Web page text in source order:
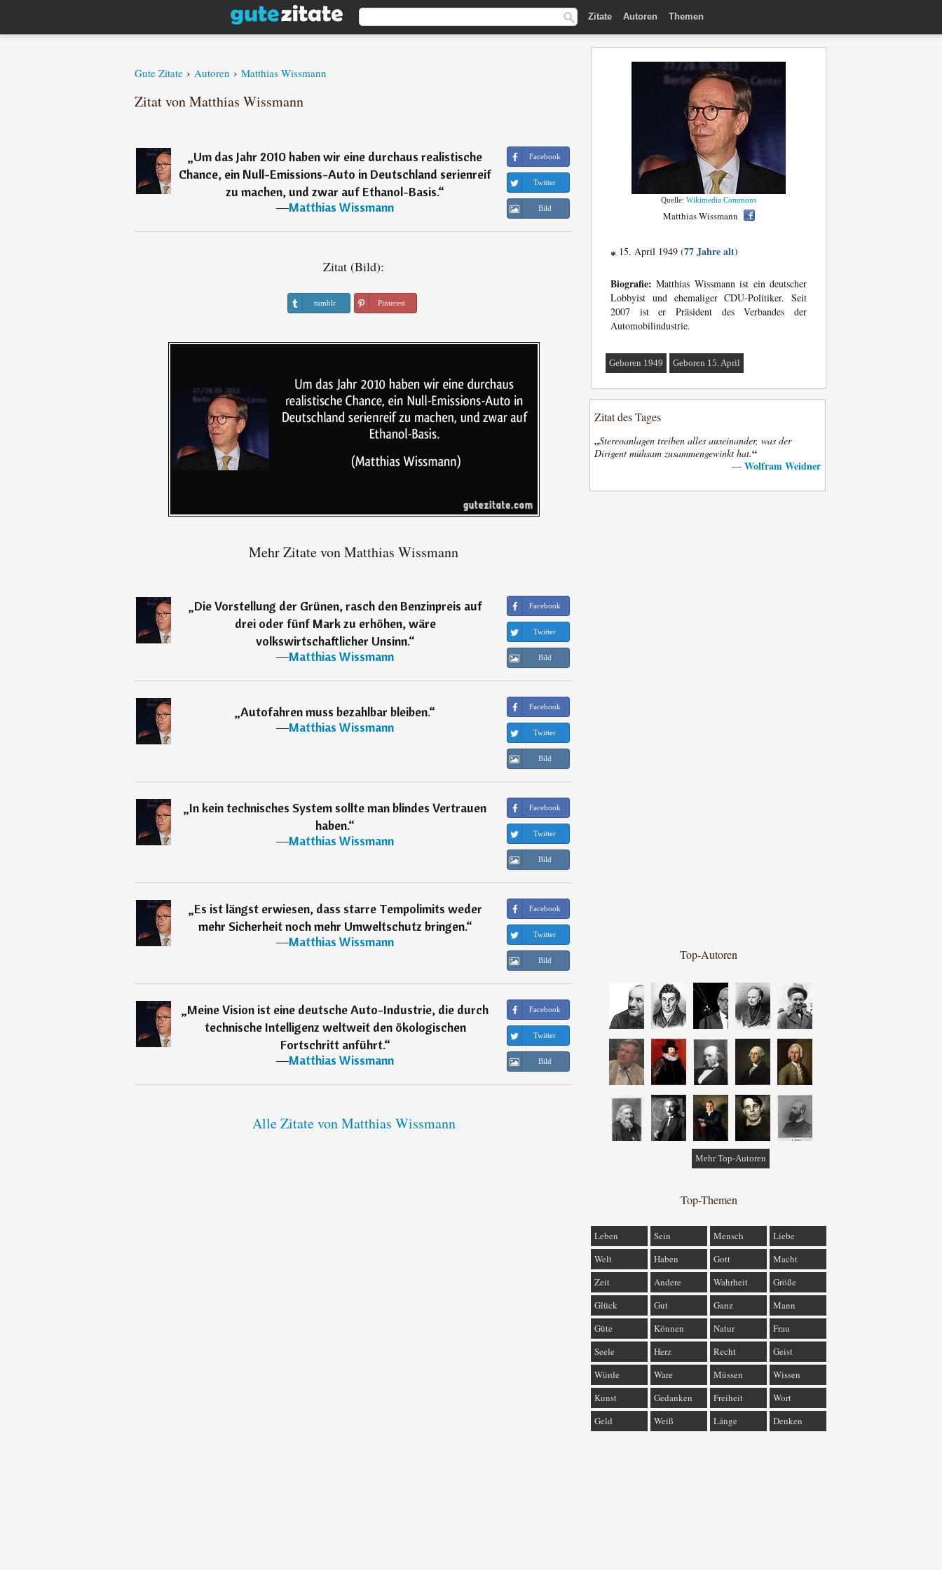
Zitate Autoren Themen
Gute Zitate › Autoren › Matthias Wissmann
Zitat von Matthias Wissmann
„Um das Jahr 2010 haben wir eine durchaus realistische
Chance, ein Null-Emissions-Auto in Deutschland serienreif
zu machen, und zwar auf Ethanol-Basis.“
―Matthias Wissmann
Facebook
Twitter
Bild
Zitat (Bild):
tumblr Pinterest
Mehr Zitate von Matthias Wissmann
„Die Vorstellung der Grünen, rasch den Benzinpreis auf
drei oder fünf Mark zu erhöhen, wäre
volkswirtschaftlicher Unsinn.“
―Matthias Wissmann
Facebook
Twitter
Bild
„Autofahren muss bezahlbar bleiben.“
―Matthias Wissmann
Facebook
Twitter
Bild
„In kein technisches System sollte man blindes Vertrauen
haben.“
―Matthias Wissmann
Facebook
Twitter
Bild
„Es ist längst erwiesen, dass starre Tempolimits weder
mehr Sicherheit noch mehr Umweltschutz bringen.“
―Matthias Wissmann
Facebook
Twitter
Bild
„Meine Vision ist eine deutsche Auto-Industrie, die durch
technische Intelligenz weltweit den ökologischen
Fortschritt anführt.“
―Matthias Wissmann
Facebook
Twitter
Bild
Alle Zitate von Matthias Wissmann
Quelle: Wikimedia Commons
Matthias Wissmann
* 15. April 1949 (77 Jahre alt)
Biografie: Matthias Wissmann ist ein deutscher
Lobbyist und ehemaliger CDU-Politiker. Seit
2007 ist er Präsident des Verbandes der
Automobilindustrie.
Geboren 1949 Geboren 15. April
Zitat des Tages
„Stereoanlagen treiben alles auseinander, was der
Dirigent mühsam zusammengewinkt hat.“
— Wolfram Weidner
Top-Autoren
Mehr Top-Autoren
Top-Themen
Leben Sein Mensch
Liebe
Welt
Haben Gott
Macht
Zeit
Andere Wahrheit
Größe
Glück
Gut Ganz
Mann
Güte
Können Natur
Frau
Seele
Herz Recht
Geist
Würde
Ware Müssen
Wissen
Kunst
Gedanken Freiheit
Wort
Geld
Weiß Länge Denken